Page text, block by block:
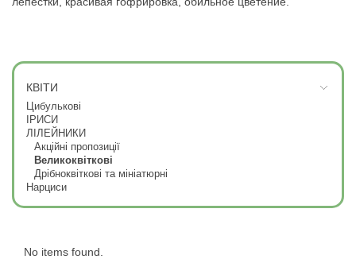
КВІТИ
Цибулькові
ІРИСИ
ЛІЛЕЙНИКИ
Акційні пропозиції
Великоквіткові
Дрібноквіткові та мініатюрні
Нарциси
No items found.